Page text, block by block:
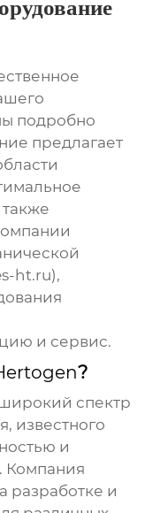
подробно
предлагает
ht.ru),
и сервис.
?
спектр
известного
и
разработке и